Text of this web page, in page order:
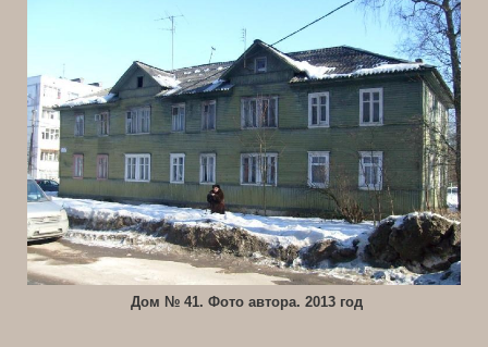
Дом № 41. Фото автора. 2013 год